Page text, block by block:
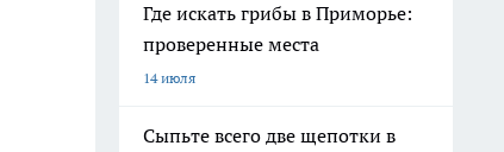
Где искать грибы в Приморье:
проверенные места
14 июля
Сыпьте всего две щепотки в